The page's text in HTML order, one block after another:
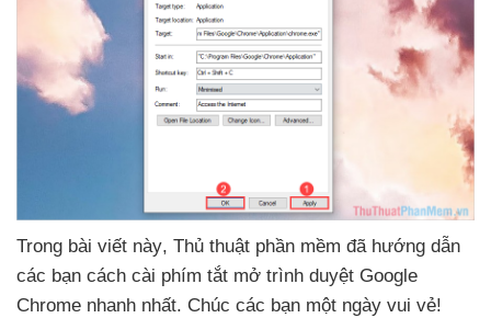
Trong bài viết này, Thủ thuật phần mềm đã hướng dẫn
các bạn cách cài phím tắt mở trình duyệt Google
Chrome nhanh nhất. Chúc các bạn một ngày vui vẻ!